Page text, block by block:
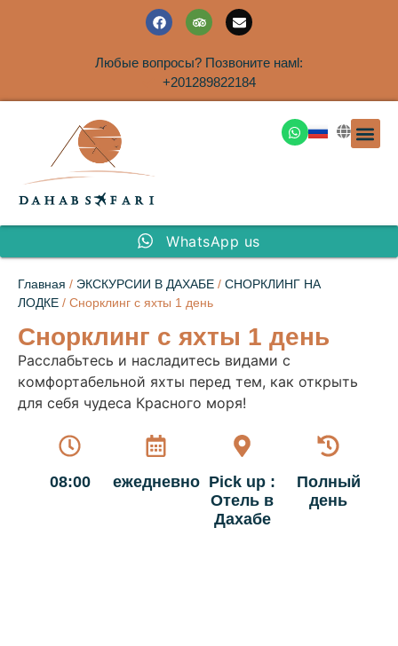
Любые вопросы? Позвоните намl:
+201289822184
WhatsApp us
Главная / ЭКСКУРСИИ В ДАХАБЕ / СНОРКЛИНГ НА
ЛОДКЕ / Снорклинг с яхты 1 день
Снорклинг с яхты 1 день
Расслабьтесь и насладитесь видами с
комфортабельной яхты перед тем, как открыть
для себя чудеса Красного моря!
08:00 ежедневно Pick up :
Отель в
Дахабе
Полный
день